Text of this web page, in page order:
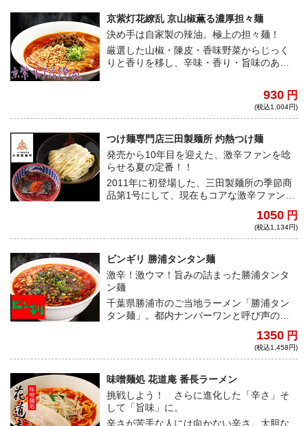
杯！
京紫灯花繚乱 京山椒薫る濃厚担々麺
決め手は自家製の辣油。極上の担々麺！
厳選した山椒・陳皮・香味野菜からじっく
りと香りを移し、辛味・香り・旨味のある
極上スープに合わせる特注細麺に、ロース
トナッツ、自家製坦々ミンチが極上の一杯
930 円
(税込1,004円)
つけ麺専門店三田製麺所 灼熱つけ麺
発売から10年目を迎えた、激辛ファンを唸
らせる夏の定番！！
2011年に初登場した、三田製麺所の季節商
品第1号にして、現在もコアな激辛ファンを
気の秘訣は、複数の辛み成分を絶妙に調合
した「特製灼熱パウダー」の激しい辛さ
にある。今年は更に辛さと旨さをパワーア
ップするため、灼熱パウダーを一新。燃え
るような辛味と共に、豚骨魚介スープの旨
味も感じ易くなった。お好みの量を入れる
ことで、ちょっと刺激が欲しいという方か
ら、コアな激辛ファンまで幅広く楽しめ
1050 円
(税込1,134円)
ビンギリ 勝浦タンタン麺
激辛！激ウマ！旨みの詰まった勝浦タンタ
ン麺
千葉県勝浦市のご当地ラーメン「勝浦タン
タン麺」。都内ナンバーワンと呼び声の高
うな辛さに加え抜群の旨みとスープによく
絡む縮れ麺が特徴。箸が止まらないほど病
1350 円
(税込1,458円)
味噌麺処 花道庵 番長ラーメン
挑戦しよう！ さらに進化した「辛さ」そ
して「旨味」に。
辛さが苦手な人には向かない辛さ。大胆な